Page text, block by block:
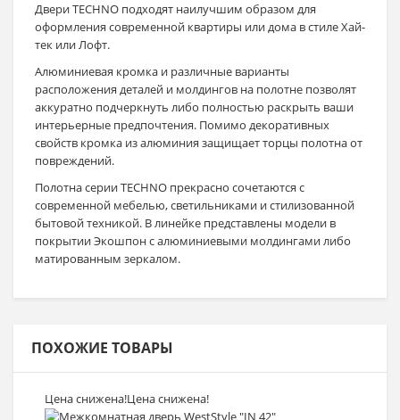
Двери TECHNO подходят наилучшим образом для
оформления современной квартиры или дома в стиле Хай-
тек или Лофт.
Алюминиевая кромка и различные варианты
расположения деталей и молдингов на полотне позволят
аккуратно подчеркнуть либо полностью раскрыть ваши
интерьерные предпочтения. Помимо декоративных
свойств кромка из алюминия защищает торцы полотна от
повреждений.
Полотна серии TECHNO прекрасно сочетаются с
современной мебелью, светильниками и стилизованной
бытовой техникой. В линейке представлены модели в
покрытии Экошпон с алюминиевыми молдингами либо
матированным зеркалом.
ПОХОЖИЕ ТОВАРЫ
Цена снижена!Цена снижена!
Выбрать >